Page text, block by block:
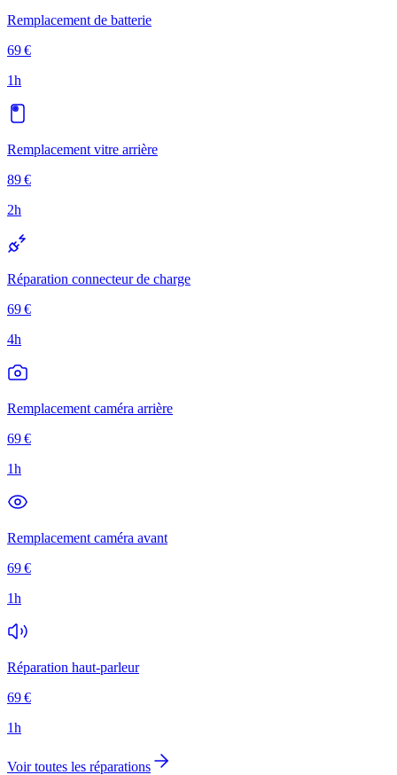
Remplacement de batterie
69€
1h
Remplacement vitre arrière
89€
2h
Réparation connecteur de charge
69€
4h
Remplacement caméra arrière
69€
1h
Remplacement caméra avant
69€
1h
Réparation haut-parleur
69€
1h
Voir toutes les réparations